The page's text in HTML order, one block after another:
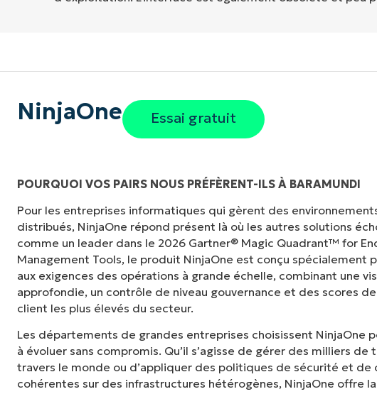
NinjaOne Essai gratuit
POURQUOI VOS PAIRS NOUS PRÉFÈRENT-ILS À BARAMUNDI
Pour les entreprises informatiques qui gèrent des
distribués, NinjaOne répond présent là où les autres solutions
comme un leader dans le 2026 Gartner® Magic Quadrant™ for
Management Tools, le produit NinjaOne est conçu spécialement
aux exigences des opérations à grande échelle, combinant une
approfondie, un contrôle de niveau gouvernance et des scores
client les plus élevés du secteur.
Les départements de grandes entreprises choisissent NinjaOne
à évoluer sans compromis. Qu’il s’agisse de gérer des milliers de
travers le monde ou d’appliquer des politiques de sécurité et de
cohérentes sur des infrastructures hétérogènes, NinjaOne offre
"Auparavant, j'avais besoin de 10 à 15 outils différents
NinjaOne fait dans son panneau de contrôle centralisé."
tellement plus facile."
Ernie Turner
Directeur informatique chezVetcor